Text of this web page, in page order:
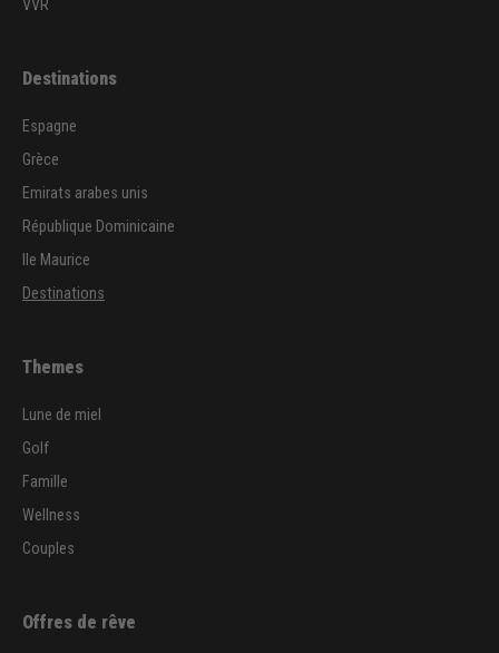
VVR
Destinations
Espagne
Grèce
Emirats arabes unis
République Dominicaine
Ile Maurice
Destinations
Themes
Lune de miel
Golf
Famille
Wellness
Couples
Offres de rêve